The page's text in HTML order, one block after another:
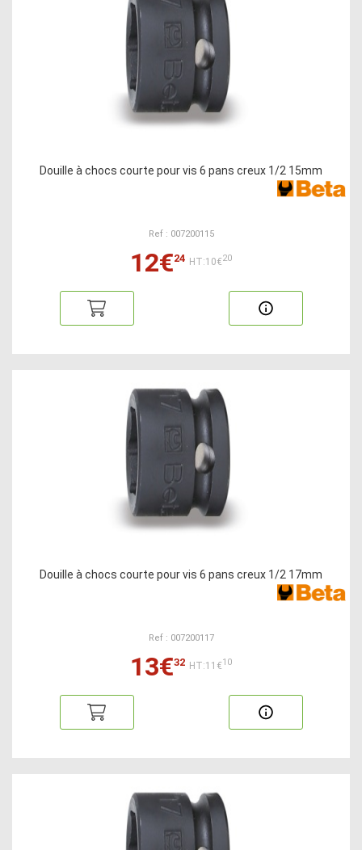
Douille à chocs courte pour vis 6 pans creux 1/2 15mm
Ref : 007200115
12€24 HT:10€20
Douille à chocs courte pour vis 6 pans creux 1/2 17mm
Ref : 007200117
13€32 HT:11€10